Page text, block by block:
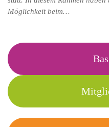
Möglichkeit beim…